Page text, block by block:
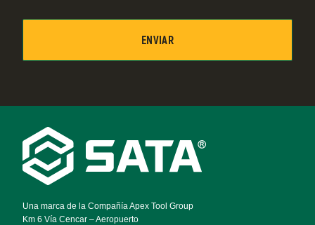
Footer
Navigation
Una marca de la Compañía Apex Tool Group
Km 6 Vía Cencar – Aeropuerto